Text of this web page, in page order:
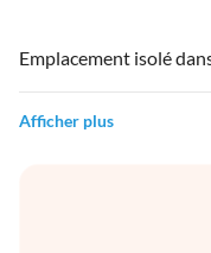
Emplacement isolé
Afficher plus